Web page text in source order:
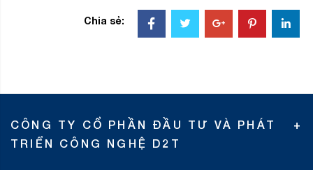
Chia sẻ:
CÔNG TY CỔ PHẦN ĐẦU TƯ VÀ PHÁT
TRIỂN CÔNG NGHỆ D2T